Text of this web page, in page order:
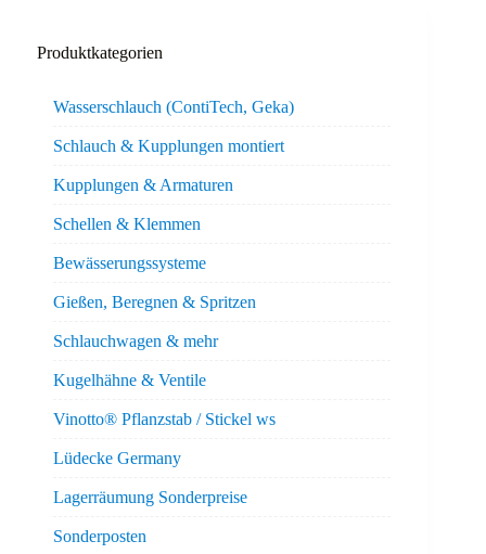
Produktkategorien
Wasserschlauch (ContiTech, Geka)
Schlauch & Kupplungen montiert
Kupplungen & Armaturen
Schellen & Klemmen
Bewässerungssysteme
Gießen, Beregnen & Spritzen
Schlauchwagen & mehr
Kugelhähne & Ventile
Vinotto® Pflanzstab / Stickel ws
Lüdecke Germany
Lagerräumung Sonderpreise
Sonderposten